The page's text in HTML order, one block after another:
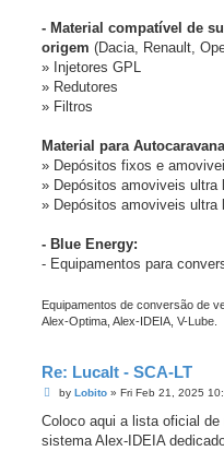
- Material compatível de
origem (Dacia, Renault,
» Injetores GPL
» Redutores
» Filtros
Material para
» Depósitos fixos e
» Depósitos amoviveis ultra
» Depósitos amoviveis ultra
- Blue Energy:
- Equipamentos para
Equipamentos de conversão de
Alex-Optima, Alex-IDEIA, V-Lube.
Re: Lucalt - SCA-LT
P
s
by Lobito» Fri Feb 21, 2025
Coloco aqui a lista oficial
sistema Alex-IDEIA